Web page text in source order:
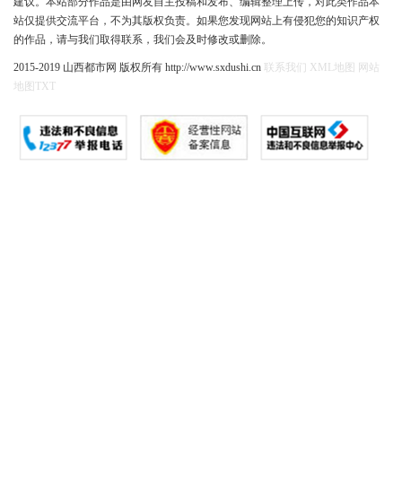
站仅提供交流平台，不为其版权负责。如果您发现网站上有侵犯您的知识产权
的作品，请与我们取得联系，我们会及时修改或删除。
2015-2019 山西都市网 版权所有 http://www.sxdushi.cn 联系我们 XML地图
网站
地图
TXT